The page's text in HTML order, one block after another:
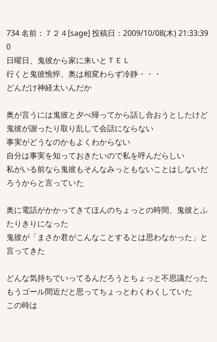
734 名前：７２４[sage] 投稿日：2009/10/08(木) 21:33:39
0
日曜日、鬼彼から家に来いとＴＥＬ
行くと鬼彼憔悴、奥は相変わらず冷静・・・
どんだけ神経太いんだか
奥が言うには鬼彼と夕べ帰ってから話し合おうとしたけど
鬼彼が謝ったり取り乱して会話にならない
事実がどうなのかもよくわからない
自分は事実を知っておきたいので私を呼んだらしい
私がいる前なら鬼彼もそんなみっともないことはしないだ
ろうからと言っていた
奥に電話がかかってきてほんのちょっとの時間、鬼彼とふ
たりきりになった
鬼彼が「まさか君がこんなことするとは思わなかった」と
言ってきた
どんな気持ちでいってるんだろうとちょっと不思議だった
もうゴール間近だと思ってちょっとわくわくしていた
この時は